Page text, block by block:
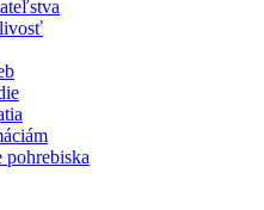
pohrebiska